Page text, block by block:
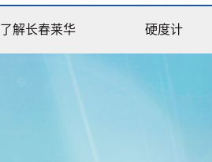
了解长春莱华 硬度计